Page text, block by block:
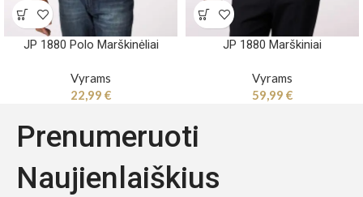
JP 1880 Polo Marškinėliai
Vyrams
22,99 €
JP 1880 Marškiniai
Vyrams
59,99 €
Prenumeruoti
Naujienlaiškius